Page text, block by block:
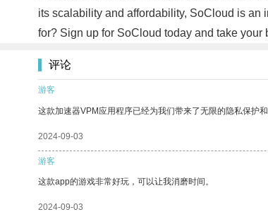
its scalability and affordability, SoCloud is an
for? Sign up for SoCloud today and take your
评论
游客
这款加速器VPM应用程序已经为我们带来了无限的隐私保护和
2024-09-03
游客
这款app的游戏非常好玩，可以让我消磨时间。
2024-09-03